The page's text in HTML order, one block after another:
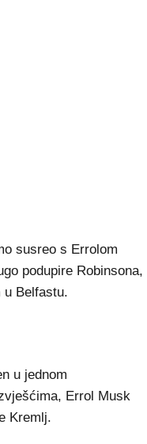
susreo s Errolom
podupire Robinsona,
u Belfastu.
u jednom
Errol Musk
Kremlj.